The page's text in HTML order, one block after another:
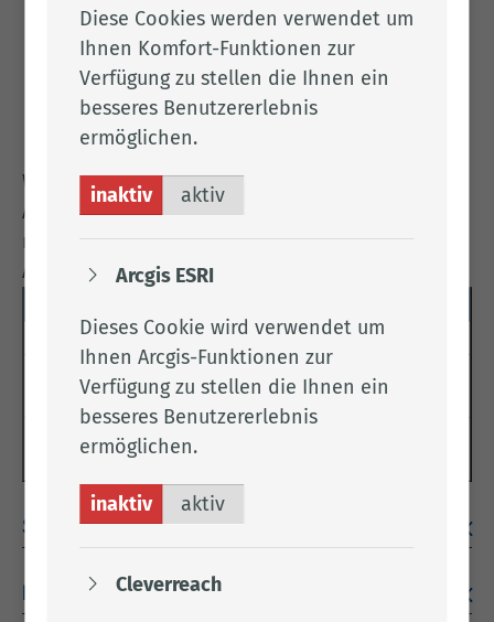
Adoptionsprozess
Beratung und Unterstützung von
minderjährigen und erwachsenen
Adoptierten bei der Suche nach ihrer
Herkunft
Weitere Informationen erhalten Sie bei Ihrer
Ansprechperson. Die Zuständigkeit richtet sich
nach Wohnort des Kindes. Ihre
Ansprechpersonen sind:
Frau Mensing
Emstek, Garrel, Saterland
Frau Penning
Barßel, Bösel, Cloppenburg,
Essen, Lindern, Löningen
Frau Kenning
Stiefkindadoption
Pflegekinderwesen - Pflegefamilien
Diese Cookies werden verwendet um
Ihnen Komfort-Funktionen zur
Verfügung zu stellen die Ihnen ein
besseres Benutzererlebnis
ermöglichen.
inaktiv aktiv
Arcgis ESRI
Dieses Cookie wird verwendet um
Ihnen Arcgis-Funktionen zur
Verfügung zu stellen die Ihnen ein
besseres Benutzererlebnis
ermöglichen.
inaktiv aktiv
Cleverreach